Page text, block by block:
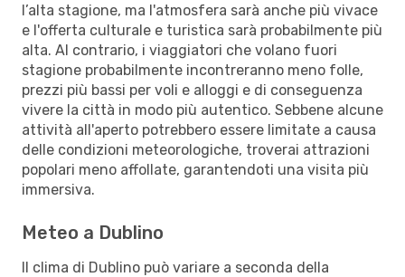
l’alta stagione, ma l'atmosfera sarà anche più vivace
e l'offerta culturale e turistica sarà probabilmente più
alta. Al contrario, i viaggiatori che volano fuori
stagione probabilmente incontreranno meno folle,
prezzi più bassi per voli e alloggi e di conseguenza
vivere la città in modo più autentico. Sebbene alcune
attività all'aperto potrebbero essere limitate a causa
delle condizioni meteorologiche, troverai attrazioni
popolari meno affollate, garantendoti una visita più
immersiva.
Meteo a Dublino
Il clima di Dublino può variare a seconda della